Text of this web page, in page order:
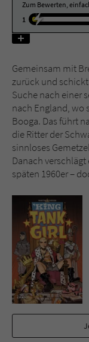
Zum Bewerten,
1
Gemeinsam mit
zurück und
Suche nach einer
nach England, wo
Booga. Das führt
die Ritter der
sinnloses
Danach
späten 1960er –
Laufzeit 1
Zweck
Name
Anbieter
Laufzeit
Zweck